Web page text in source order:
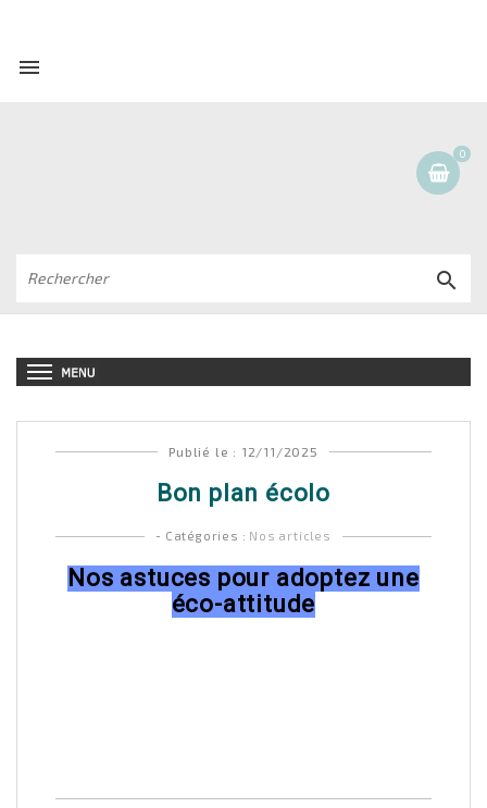

0

Publié le : 12/11/2025
Bon plan écolo
- Catégories : Nos articles
Nos astuces pour adoptez une
éco-attitude